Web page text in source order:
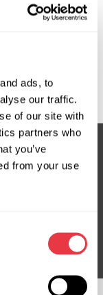
ads, to
our traffic.
of our site with
partners who
you’ve
from your use
aby pomóc Ci
Subskrybuj